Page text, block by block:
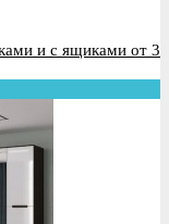
и с ящиками от 3